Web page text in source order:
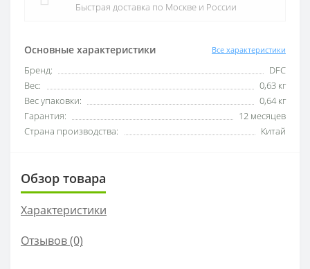
Основные характеристики Все характеристики
Бренд:
DFC
Вес:
0,63 кг
Вес упаковки:
0,64 кг
Гарантия:
12 месяцев
Страна производства:
Китай
Быстрая доставка по Москве и России
Обзор товара
Характеристики
Отзывов (0)